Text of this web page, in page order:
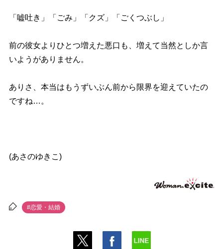
「嘘吐き」「ごみ」「クズ」「ごくつぶし」
前の彼女よりひとつ増えた悪口も、増えて当然としか言
いようがありません。
ありさ、本当はもうずいぶん前から限界を迎えていたの
ですね…。
(あさのゆきこ)
#恋愛・結婚